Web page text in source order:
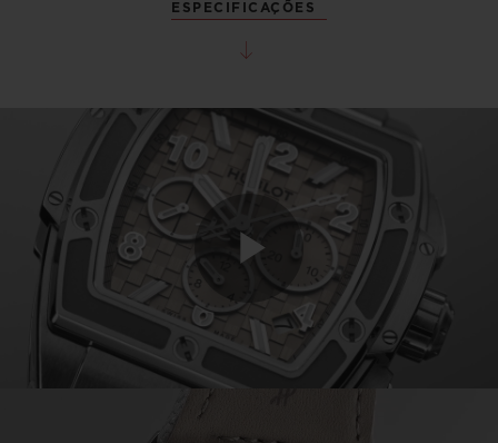
ESPECIFICAÇÕES
Play
Video